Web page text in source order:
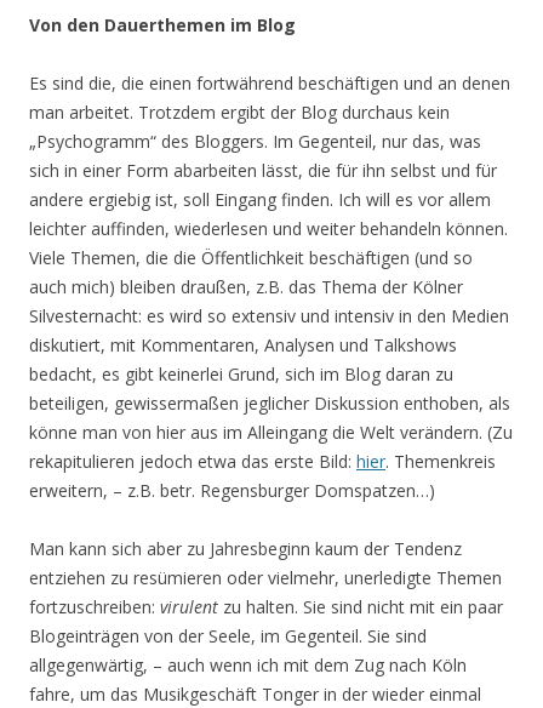
Von den Dauerthemen im Blog
Es sind die, die einen fortwährend beschäftigen und an denen
man arbeitet. Trotzdem ergibt der Blog durchaus kein
„Psychogramm“ des Bloggers. Im Gegenteil, nur das, was
sich in einer Form abarbeiten lässt, die für ihn selbst und für
andere ergiebig ist, soll Eingang finden. Ich will es vor allem
leichter auffinden, wiederlesen und weiter behandeln können.
Viele Themen, die die Öffentlichkeit beschäftigen (und so
auch mich) bleiben draußen, z.B. das Thema der Kölner
Silvesternacht: es wird so extensiv und intensiv in den Medien
diskutiert, mit Kommentaren, Analysen und Talkshows
bedacht, es gibt keinerlei Grund, sich im Blog daran zu
beteiligen, gewissermaßen jeglicher Diskussion enthoben, als
könne man von hier aus im Alleingang die Welt verändern. (Zu
rekapitulieren jedoch etwa das erste Bild: hier. Themenkreis
erweitern, – z.B. betr. Regensburger Domspatzen…)
Man kann sich aber zu Jahresbeginn kaum der Tendenz
entziehen zu resümieren oder vielmehr, unerledigte Themen
fortzuschreiben: virulent zu halten. Sie sind nicht mit ein paar
Blogeinträgen von der Seele, im Gegenteil. Sie sind
allgegenwärtig, – auch wenn ich mit dem Zug nach Köln
fahre, um das Musikgeschäft Tonger in der wieder einmal